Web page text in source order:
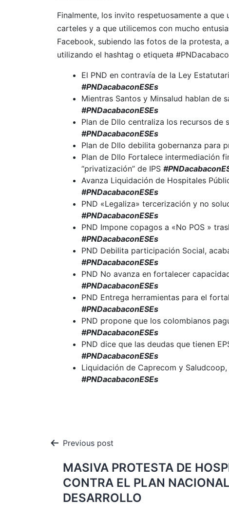
Finalmente, los invito respetuosamente a
carteles y a que utilicemos con mucho
Facebook, subiendo las fotos de la protesta,
utilizando el hashtag o etiqueta
El PND en contravía de la Ley
#PNDacabaconESEs
Mientras Santos y Minsalud hablan de
#PNDacabaconESEs
Plan de Dllo centraliza los recursos
#PNDacabaconESEs
Plan de Dllo debilita gobernanza para
Plan de Dllo Fortalece intermediación
“privatización” de IPS
Avanza Liquidación de Hospitales
#PNDacabaconESEs
PND «Legaliza» tercerización y no
#PNDacabaconESEs
PND Impone copagos a «No POS »
#PNDacabaconESEs
PND Debilita participación Social,
#PNDacabaconESEs
PND No avanza en fortalecer
#PNDacabaconESEs
PND Entrega herramientas para el
#PNDacabaconESEs
PND propone que los colombianos
#PNDacabaconESEs
PND dice que las deudas que tienen
#PNDacabaconESEs
Liquidación de Caprecom y
#PNDacabaconESEs
Navegación
de
entradas
Previous post
MASIVA PROTESTA DE
CONTRA EL PLAN
DESARROLLO